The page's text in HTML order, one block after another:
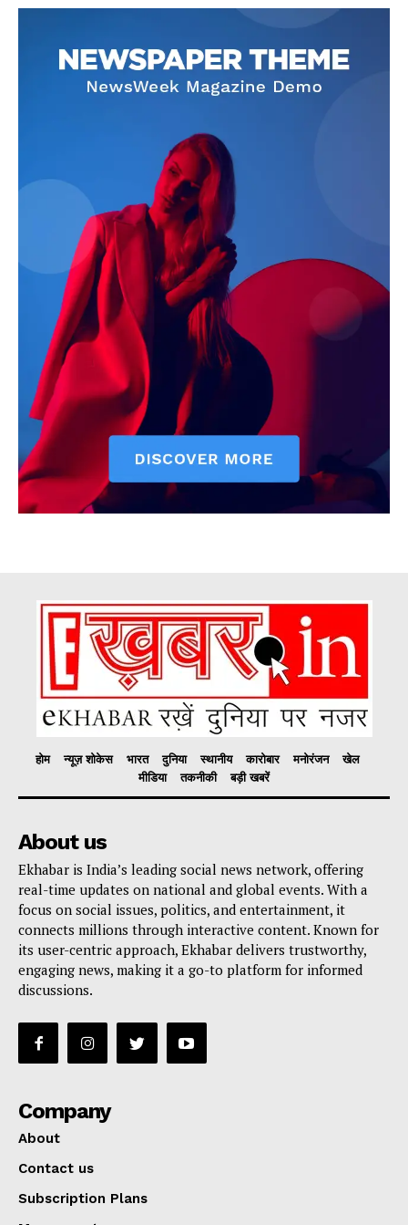
Contact us
Subscription Plans
My account
होम न्यूज़ शोकेस भारत दुनिया स्थानीय कारोबार मनोरंजन
खेल
मीडिया
तकनीकी बड़ी खबरें
About us
Ekhabar is India’s leading social news network, offering
real-time updates on national and global events. With a
focus on social issues, politics, and entertainment, it
connects millions through interactive content. Known for
its user-centric approach, Ekhabar delivers trustworthy,
engaging news, making it a go-to platform for informed
discussions.
Company
About
Contact us
Subscription Plans